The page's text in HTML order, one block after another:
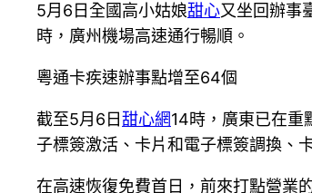
5月6日全國高小姑娘甜心又坐回辦事
時，廣州機場高速通行暢順。
粵通卡疾速辦事點增至64個
截至5月6日甜心網14時，廣東已在重
子標簽激活、卡片和電子標簽調換、
在高速恢復免費首日，前來打點營業